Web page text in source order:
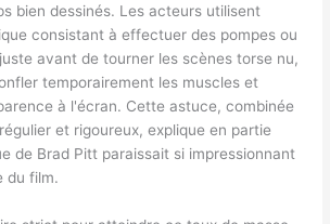
bien dessinés. Les acteurs utilisent
consistant à effectuer des pompes ou
avant de tourner les scènes torse nu,
temporairement les muscles et
à l'écran. Cette astuce, combinée
et rigoureux, explique en partie
de Brad Pitt paraissait si impressionnant
du film.